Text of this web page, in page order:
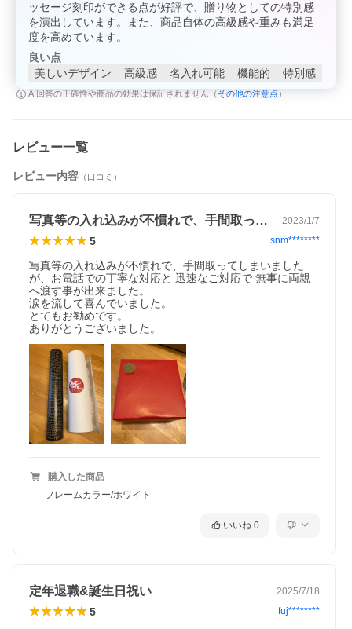
枯れないお花、プリザーブドフラワー、お祝いにふさわしい赤い
バラのプリザーブドフラワーを時計にあしらった時計です。とな
りには家族の思い出の写真を入れれるフォトフレーム付きです。
花時はお母さんへのメッセージを込めたデザインになっていま
す。
●枯れない花＝いつまでも綺麗なお母さんでいてね。
●写真＝ここに入れる思い出を沢山作っていきましょう。
●時計＝これからも一緒に楽しい時間を刻んでいきましょう。
ッセージ刻印ができる点が好評で、贈り物としての特別感
を演出しています。また、商品自体の高級感や重みも満足
度を高めています。
良い点
美しいデザイン
高級感 名入れ可能 機能的 特別感
AI回答の正確性や商品の効果は保証されません（ その他の注意点 ）
レビュー一覧
レビュー内容 （口コミ）
写真等の入れ込みが不慣れで、手間取って… 2023/1/7
5 snm********
写真等の入れ込みが不慣れで、手間取ってしまいました
が、お電話での丁寧な対応と 迅速なご対応で 無事に両親
へ渡す事が出来ました。
涙を流して喜んでいました。
とてもお勧めです。
ありがとうございました。
購入した商品
フレームカラー/ホワイト
いいね 0
定年退職&誕生日祝い 2025/7/18
5 fuj********